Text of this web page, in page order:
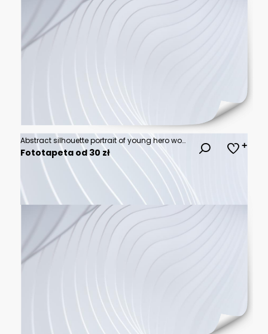
Abstract silhouette portrait of young hero woman
Fototapeta od 30 zł